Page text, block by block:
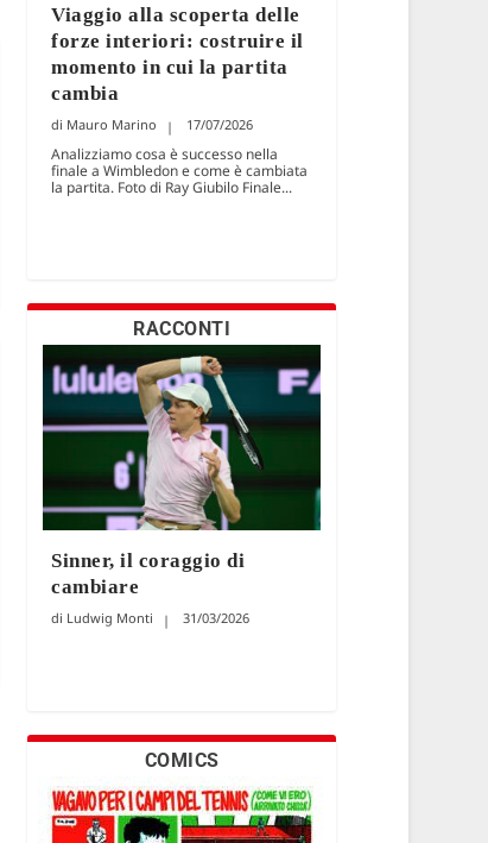
Viaggio alla scoperta delle
forze interiori: costruire il
momento in cui la partita
cambia
Mauro Marino 17/07/2026
Analizziamo cosa è successo nella
finale a Wimbledon e come è cambiata
la partita. Foto di Ray Giubilo Finale...
RACCONTI
Sinner, il coraggio di
cambiare
Ludwig Monti 31/03/2026
COMICS